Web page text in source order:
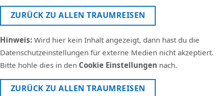
ZURÜCK ZU ALLEN TRAUMREISEN
Hinweis: Wird hier kein Inhalt angezeigt, dann hast du die
Datenschutzeinstellungen für externe Medien nicht akzeptiert.
Bitte hohle dies in den Cookie Einstellungen nach.
ZURÜCK ZU ALLEN TRAUMREISEN